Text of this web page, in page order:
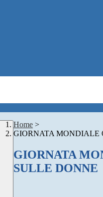
Home >
GIORNATA MONDIALE
GIORNATA
SULLE DONNE